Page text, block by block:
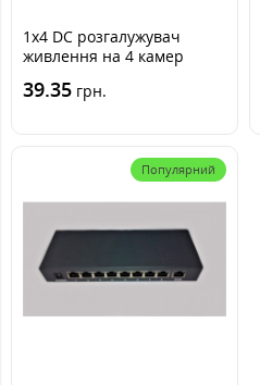
1x4 DC розгалужувач
живлення на 4 камер
39.35 грн.
Популярний